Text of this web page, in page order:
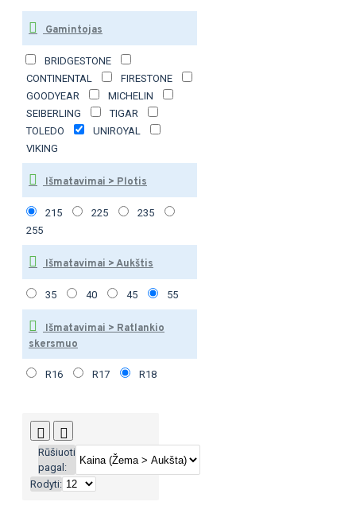
Gamintojas
BRIDGESTONE
CONTINENTAL
FIRESTONE
GOODYEAR
MICHELIN
SEIBERLING
TIGAR
TOLEDO
UNIROYAL
VIKING
Išmatavimai > Plotis
215 225
235
255
Išmatavimai > Aukštis
35 40 45 55
Išmatavimai > Ratlankio
skersmuo
R16 R17 R18
Rūšiuoti
pagal:
Rodyti: